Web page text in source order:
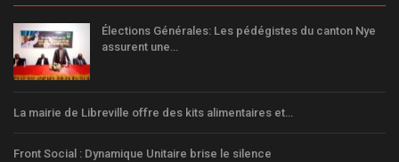
Élections Générales: Les pédégistes du canton Nye
assurent une…
La mairie de Libreville offre des kits alimentaires et…
Front Social : Dynamique Unitaire brise le silence